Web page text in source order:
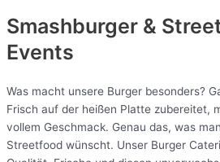
Smashburger &
Events
Was macht unsere Burger besonders?
Frisch auf der heißen Platte zubereitet,
vollem Geschmack. Genau das, was
Streetfood wünscht. Unser Burger